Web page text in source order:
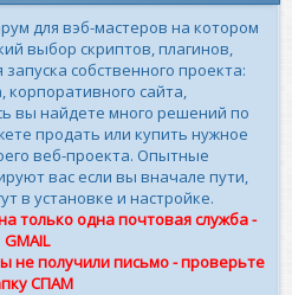
для вэб-мастеров на котором
выбор скриптов, плагинов,
собственного проекта:
корпоративного сайта,
вы найдете много решений по
продать или купить нужное
веб-проекта. Опытные
вас если вы вначале пути,
в установке и настройке.
только одна почтовая служба -
GMAIL
не получили письмо - проверьте
СПАМ